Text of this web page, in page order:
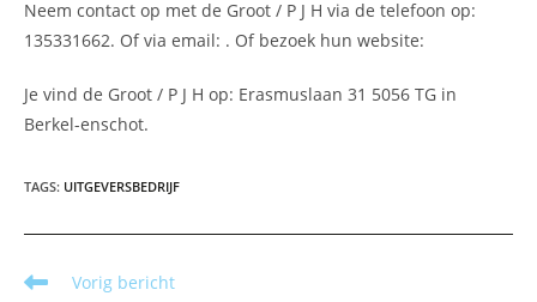
Neem contact op met de Groot / P J H via de telefoon op:
135331662. Of via email: . Of bezoek hun website:
Je vind de Groot / P J H op: Erasmuslaan 31 5056 TG in
Berkel-enschot.
TAGS: UITGEVERSBEDRIJF
Lees
Vorig bericht